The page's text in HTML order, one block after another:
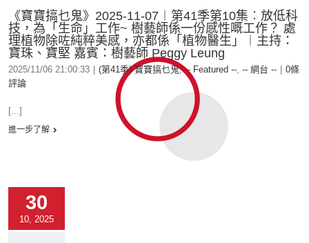
《寶寶搞乜鬼》2025-11-07︱第41季第10集︰放低科
技，為「生命」工作~ 樹藝師係一份感性嘅工作？ 處
理植物除咗純粹美感，亦都係「植物醫生」︱主持：
寶珠、寶堅 嘉賓：樹藝師 Peggy Leung
2025/11/06 21:00:33 (第41季) 寶寶搞乜鬼,-- Featured --, -- 網台 --
0條
評論
[...]
進一步了解
30
10, 2025